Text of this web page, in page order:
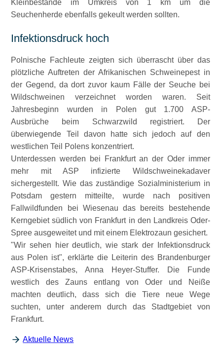
Kleinbestände im Umkreis von 1 km um die
Seuchenherde ebenfalls gekeult werden sollten.
Infektionsdruck hoch
Polnische Fachleute zeigten sich überrascht über das
plötzliche Auftreten der Afrikanischen Schweinepest in
der Gegend, da dort zuvor kaum Fälle der Seuche bei
Wildschweinen verzeichnet worden waren. Seit
Jahresbeginn wurden in Polen gut 1.700 ASP-
Ausbrüche beim Schwarzwild registriert. Der
überwiegende Teil davon hatte sich jedoch auf den
westlichen Teil Polens konzentriert.
Unterdessen werden bei Frankfurt an der Oder immer
mehr mit ASP infizierte Wildschweinekadaver
sichergestellt. Wie das zuständige Sozialministerium in
Potsdam gestern mitteilte, wurde nach positiven
Fallwildfunden bei Wiesenau das bereits bestehende
Kerngebiet südlich von Frankfurt in den Landkreis Oder-
Spree ausgeweitet und mit einem Elektrozaun gesichert.
Wir sehen hier deutlich, wie stark der Infektionsdruck
aus Polen ist , erklärte die Leiterin des Brandenburger
ASP-Krisenstabes, Anna Heyer-Stuffer. Die Funde
westlich des Zauns entlang von Oder und Neiße
machten deutlich, dass sich die Tiere neue Wege
suchten, unter anderem durch das Stadtgebiet von
Frankfurt.
Aktuelle News